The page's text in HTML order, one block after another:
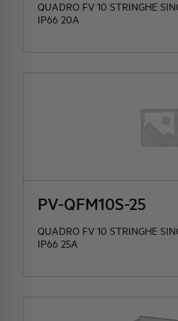
QUADRO FV 10 STRINGHE
IP66 20A
PV-QFM10S-25
QUADRO FV 10 STRINGHE
IP66 25A